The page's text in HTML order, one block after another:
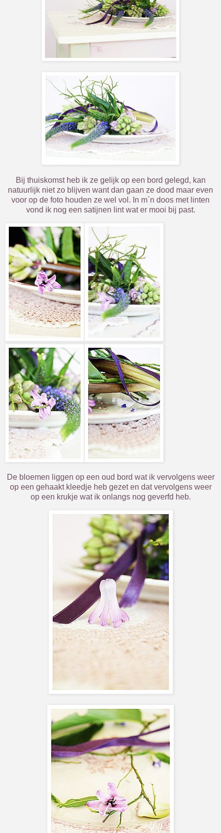
Bij thuiskomst heb ik ze gelijk op een bord gelegd, kan
natuurlijk niet zo blijven want dan gaan ze dood maar even
voor op de foto houden ze wel vol. In m`n doos met linten
vond ik nog een satijnen lint wat er mooi bij past.
De bloemen liggen op een oud bord wat ik vervolgens weer
op een gehaakt kleedje heb gezet en dat vervolgens weer
op een krukje wat ik onlangs nog geverfd heb.